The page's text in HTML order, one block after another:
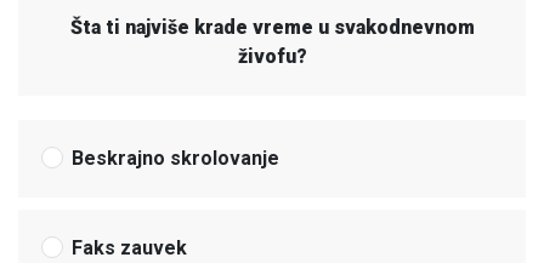
Šta ti najviše krade vreme u svakodnevnom
živofu?
Beskrajno skrolovanje
Faks zauvek